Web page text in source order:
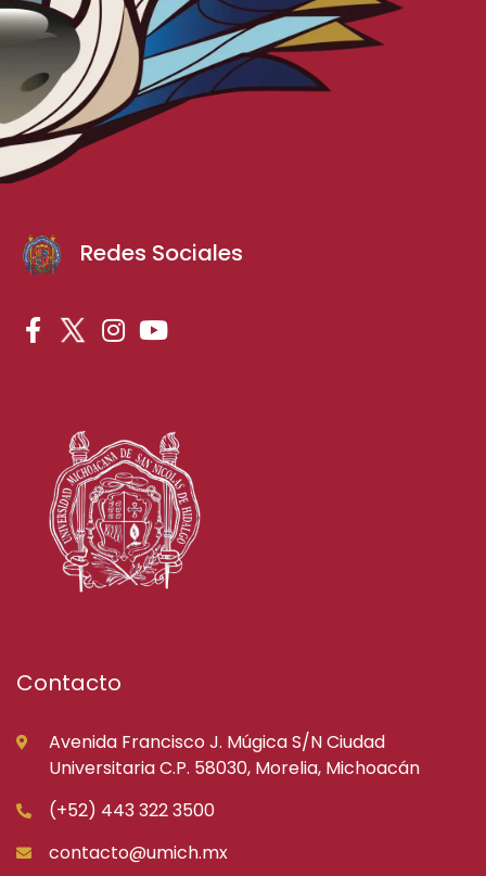
Redes Sociales
Contacto
Avenida Francisco J. Múgica S/N Ciudad
Universitaria C.P. 58030, Morelia, Michoacán
(+52) 443 322 3500
contacto@umich.mx